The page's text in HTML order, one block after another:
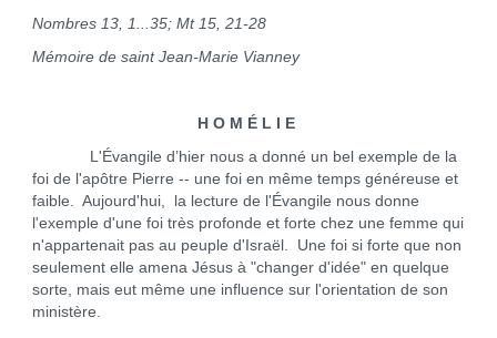
Nombres 13, 1...35; Mt 15, 21-28
Mémoire de saint Jean-Marie Vianney
H O M É L I E
L'Évangile d’hier nous a donné un bel exemple de la
foi de l'apôtre Pierre -- une foi en même temps généreuse et
faible. Aujourd'hui, la lecture de l'Évangile nous donne
l'exemple d'une foi très profonde et forte chez une femme qui
n'appartenait pas au peuple d'Israël. Une foi si forte que non
seulement elle amena Jésus à "changer d'idée" en quelque
sorte, mais eut même une influence sur l'orientation de son
ministère.